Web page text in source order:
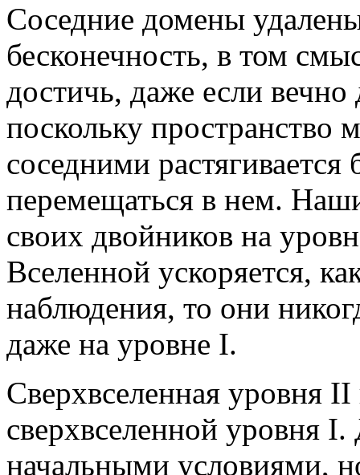
Соседние домены
бесконечность, в том
достичь, даже если вечно
поскольку
соседними
перемещаться в нем.
своих двойников на
Вселенной ускоряется,
наблюдения, то они
даже на уровне I.
Сверхвселенная уровня II
сверхвселенной уровня
начальными условиями,